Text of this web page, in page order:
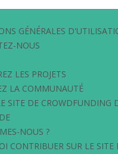
GÉNÉRALES
NOUS
LES PROJETS
LA COMMUNAUTÉ
SITE DE CROWDFUNDING
NOUS ?
CONTRIBUER SUR LE